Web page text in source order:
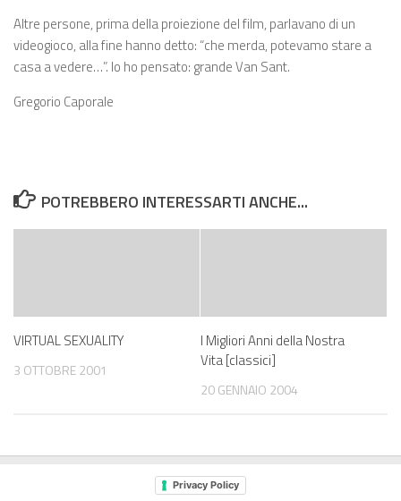
Altre persone, prima della proiezione del film, parlavano di un
videogioco, alla fine hanno detto: “che merda, potevamo stare a
casa a vedere…”. Io ho pensato: grande Van Sant.
Gregorio Caporale
POTREBBERO INTERESSARTI ANCHE...
VIRTUAL SEXUALITY
3 OTTOBRE 2001
I Migliori Anni della Nostra
Vita [classici]
20 GENNAIO 2004
Privacy Policy